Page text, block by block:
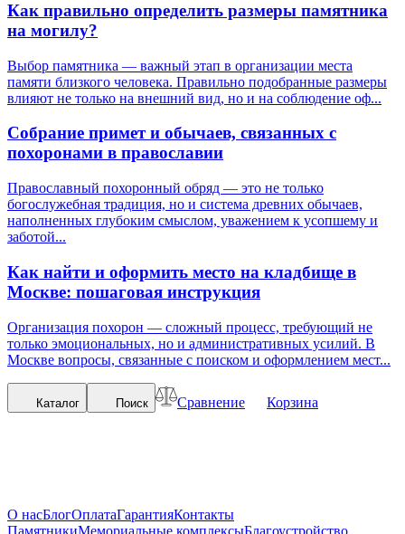
Как правильно определить размеры памятника
на могилу?
Выбор памятника — важный этап в организации места
памяти близкого человека. Правильно подобранные размеры
влияют не только на внешний вид, но и на соблюдение оф...
Собрание примет и обычаев, связанных с
похоронами в православии
Православный похоронный обряд — это не только
богослужебная традиция, но и система древних обычаев,
наполненных глубоким смыслом, уважением к усопшему и
заботой...
Как найти и оформить место на кладбище в
Москве: пошаговая инструкция
Организация похорон — сложный процесс, требующий не
только эмоциональных, но и административных усилий. В
Москве вопросы, связанные с поиском и оформлением мест...
Каталог Поиск Сравнение Корзина
О насБлогОплатаГарантияКонтакты
ПамятникиМемориальные комплексыБлагоустройство